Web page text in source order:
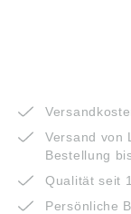
Versand von
Bestellung
Qualität seit
Persönliche